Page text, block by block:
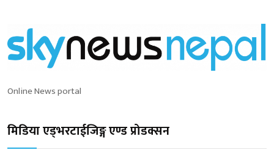
Online News portal
मिडिया एड्भरटाईजिङ्ग एण्ड प्रोडक्सन